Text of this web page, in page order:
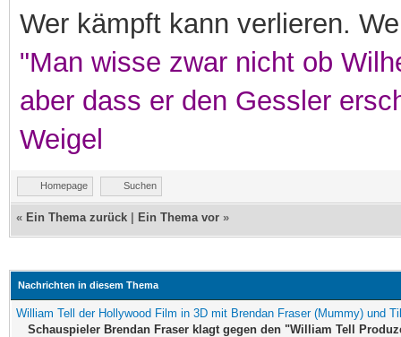
Wer kämpft kann verlieren.
"Man wisse zwar nicht ob
aber dass er den Gessler
Weigel
Homepage Suchen
« Ein Thema zurück Ein Thema vor »
Nachrichten in diesem Thema
William Tell der Hollywood Film in 3D mit Brendan Fraser (Mummy) und
Schauspieler Brendan Fraser klagt gegen den "William Tell